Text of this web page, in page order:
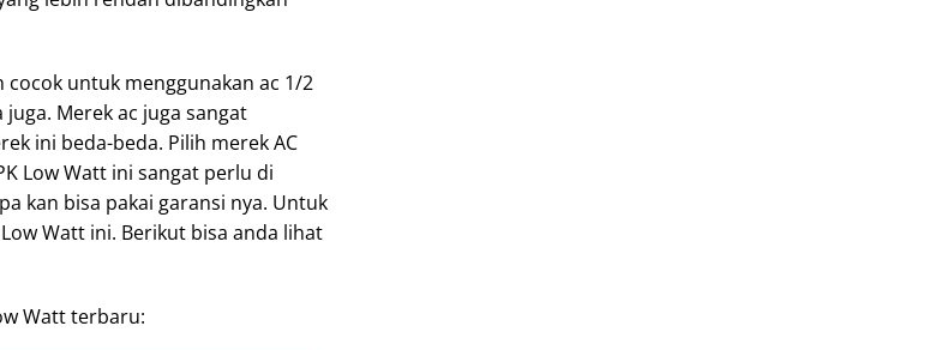
untuk menggunakan ac 1/2
Merek ac juga sangat
ini beda-beda. Pilih merek AC
Low Watt ini sangat perlu di
kan bisa pakai garansi nya. Untuk
Watt ini. Berikut bisa anda lihat
Watt terbaru: